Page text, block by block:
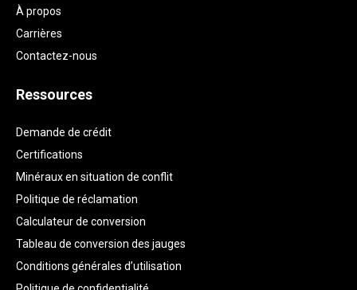
À propos
Carrières
Contactez-nous
Ressources
Demande de crédit
Certifications
Minéraux en situation de conflit
Politique de réclamation
Calculateur de conversion
Tableau de conversion des jauges
Conditions générales d’utilisation